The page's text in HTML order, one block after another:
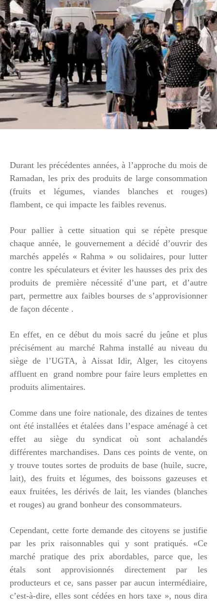
Durant les précédentes années, à l’approche du mois de
Ramadan, les prix des produits de large consommation
(fruits et légumes, viandes blanches et rouges)
flambent, ce qui impacte les faibles revenus.
Pour pallier à cette situation qui se répète presque
chaque année, le gouvernement a décidé d’ouvrir des
marchés appelés « Rahma » ou solidaires, pour lutter
contre les spéculateurs et éviter les hausses des prix des
produits de première nécessité d’une part, et d’autre
part, permettre aux faibles bourses de s’approvisionner
de façon décente .
En effet, en ce début du mois sacré du jeûne et plus
précisément au marché Rahma installé au niveau du
siège de l’UGTA, à Aissat Idir, Alger, les citoyens
affluent en grand nombre pour faire leurs emplettes en
produits alimentaires.
Comme dans une foire nationale, des dizaines de tentes
ont été installées et étalées dans l’espace aménagé à cet
effet au siège du syndicat où sont achalandés
différentes marchandises. Dans ces points de vente, on
y trouve toutes sortes de produits de base (huile, sucre,
lait), des fruits et légumes, des boissons gazeuses et
eaux fruitées, les dérivés de lait, les viandes (blanches
et rouges) au grand bonheur des consommateurs.
Cependant, cette forte demande des citoyens se justifie
par les prix raisonnables qui y sont pratiqués. «Ce
marché pratique des prix abordables, parce que, les
étals sont approvisionnés directement par les
producteurs et ce, sans passer par aucun intermédiaire,
c’est-à-dire, elles sont cédées en hors taxe », nous dira